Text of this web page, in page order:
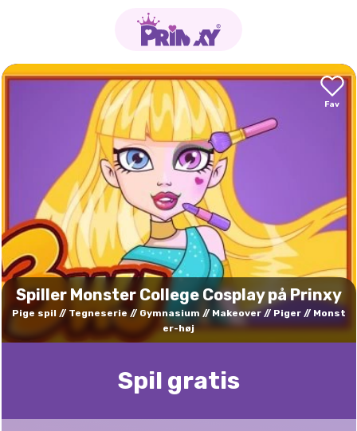
Spiller Monster College Cosplay på Prinxy
Pige spil Tegneserie Gymnasium Makeover Piger
Monst
er-høj
Spil gratis